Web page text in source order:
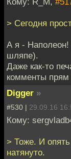
> Сегодня
А я - Наполеон!
шляпе).
Даже как-то
комменты прям
Digger »
#530 | 29.09.16
Кому:
> Тоже. И
натянуто.